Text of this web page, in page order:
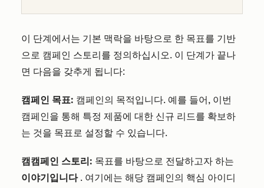
이 단계에서는 기본 맥락을 바탕으로 한 목표를 기반
으로 캠페인 스토리를 정의하십시오. 이 단계가 끝나
면 다음을 갖추게 됩니다:
캠페인 목표: 캠페인의 목적입니다. 예를 들어, 이번
캠페인을 통해 특정 제품에 대한 신규 리드를 확보하
는 것을 목표로 설정할 수 있습니다.
캠 캠페인 스토리: 목표를 바탕으로 전달하고자 하는
이야기입니다 . 여기에는 해당 캠페인의 핵심 아이디